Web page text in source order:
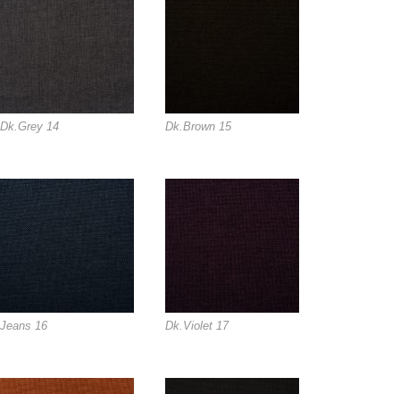
Dk.Grey 14 Dk.Brown 15
Jeans 16 Dk.Violet 17